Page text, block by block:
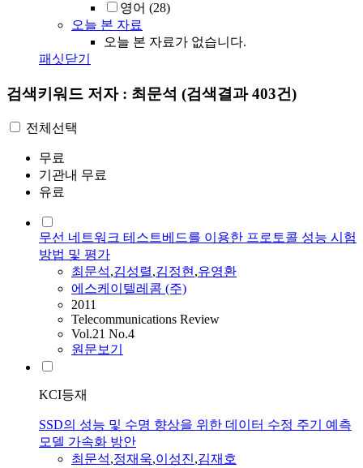
영어 (28)
오늘 본 자료
오늘 본 자료가 없습니다.
패싯닫기
검색키워드 저자 : 최문석 (검색결과 403건)
전체선택
무료
기관내 무료
유료
무선 네트워크 테스트베드를 이용한 프로토콜 성능 시험
방법 및 평가
최문석,김성렬,김정현,유영환
에스케이텔레콤 (주)
2011
Telecommunications Review
Vol.21 No.4
원문보기
KCI등재
SSD의 성능 및 수명 향상을 위한 데이터 수정 주기 예측
모델 가속화 방안
최문석,정재욱,이성진,김재호